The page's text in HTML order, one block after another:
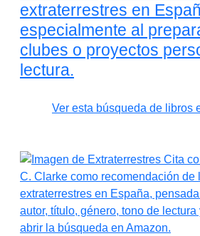
extraterrestres en
especialmente al
clubes o proyectos
lectura.
Ver esta búsqueda de libros